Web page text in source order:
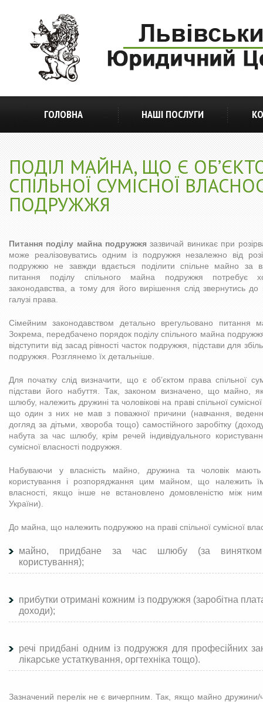
ГОЛОВНА НАШІ ПОСЛУГИ
ПОДІЛ МАЙНА, ЩО Є
СПІЛЬНОЇ СУМІСНОЇ
ПОДРУЖЖЯ
Питання поділу майна подружжя зазвичай виникає при
може реалізовуватись одним із подружжя незалежно від
подружжю не завжди вдається поділити спільне майно за
питання поділу спільного майна подружжя потребує
законодавства, а тому для його вирішення слід звернутись до
галузі права.
Сімейним законодавством детально врегульовано питання
Зокрема, передбачено порядок поділу спільного майна
відступити від засад рівності часток подружжя, підстави для
подружжя. Розглянемо їх детальніше.
Для початку слід визначити, що є об’єктом права спільної
підстави його набуття. Так, законом визначено, що майно,
шлюбу, належить дружині та чоловікові на праві спільної
що один з них не мав з поважної причини (навчання,
догляд за дітьми, хвороба тощо) самостійного заробітку
набута за час шлюбу, крім речей індивідуального
сумісної власності подружжя.
Набуваючи у власність майно, дружина та чоловік
користування і розпоряджання цим майном, що належить їм
власності, якщо інше не встановлено домовленістю між
України).
До майна, що належить подружжю на праві спільної сумісної
майно, придбане за час шлюбу (за винятком
користування);
прибутки отримані кожним із подружжя (заробітна
доходи);
речі придбані одним із подружжя для професійних
лікарське устаткування, оргтехніка тощо).
Зазначений перелік не є вичерпним. Так, якщо майно дружини/